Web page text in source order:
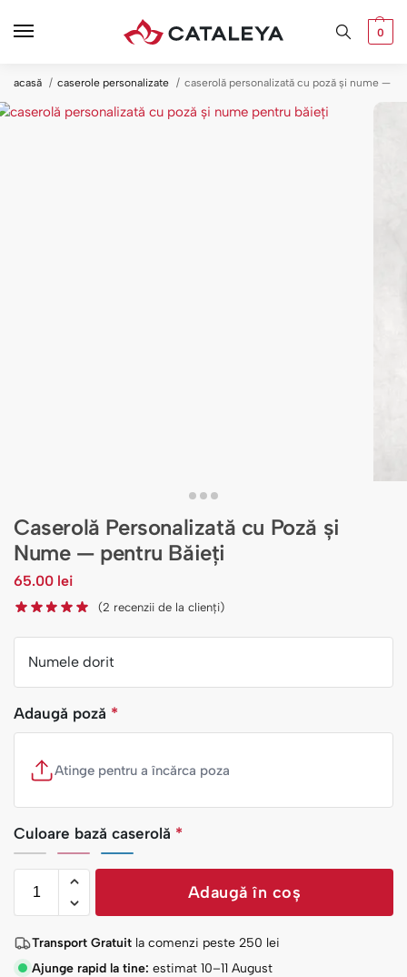
0
acasă caserole personalizate caserolă personalizată cu poză și nume —
Caserolă Personalizată cu Poză și
Nume — pentru Băieți
65.00 lei
(2 recenzii de la clienți)
Numele dorit
Adaugă poză *
Atinge pentru a încărca poza
Culoare bază caserolă *
Adaugă în coș
Transport Gratuit la comenzi peste 250 lei
Ajunge rapid la tine: estimat 10–11 August